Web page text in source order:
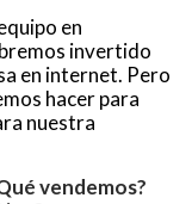
en
invertido
en internet. Pero
hacer para
nuestra
vendemos?